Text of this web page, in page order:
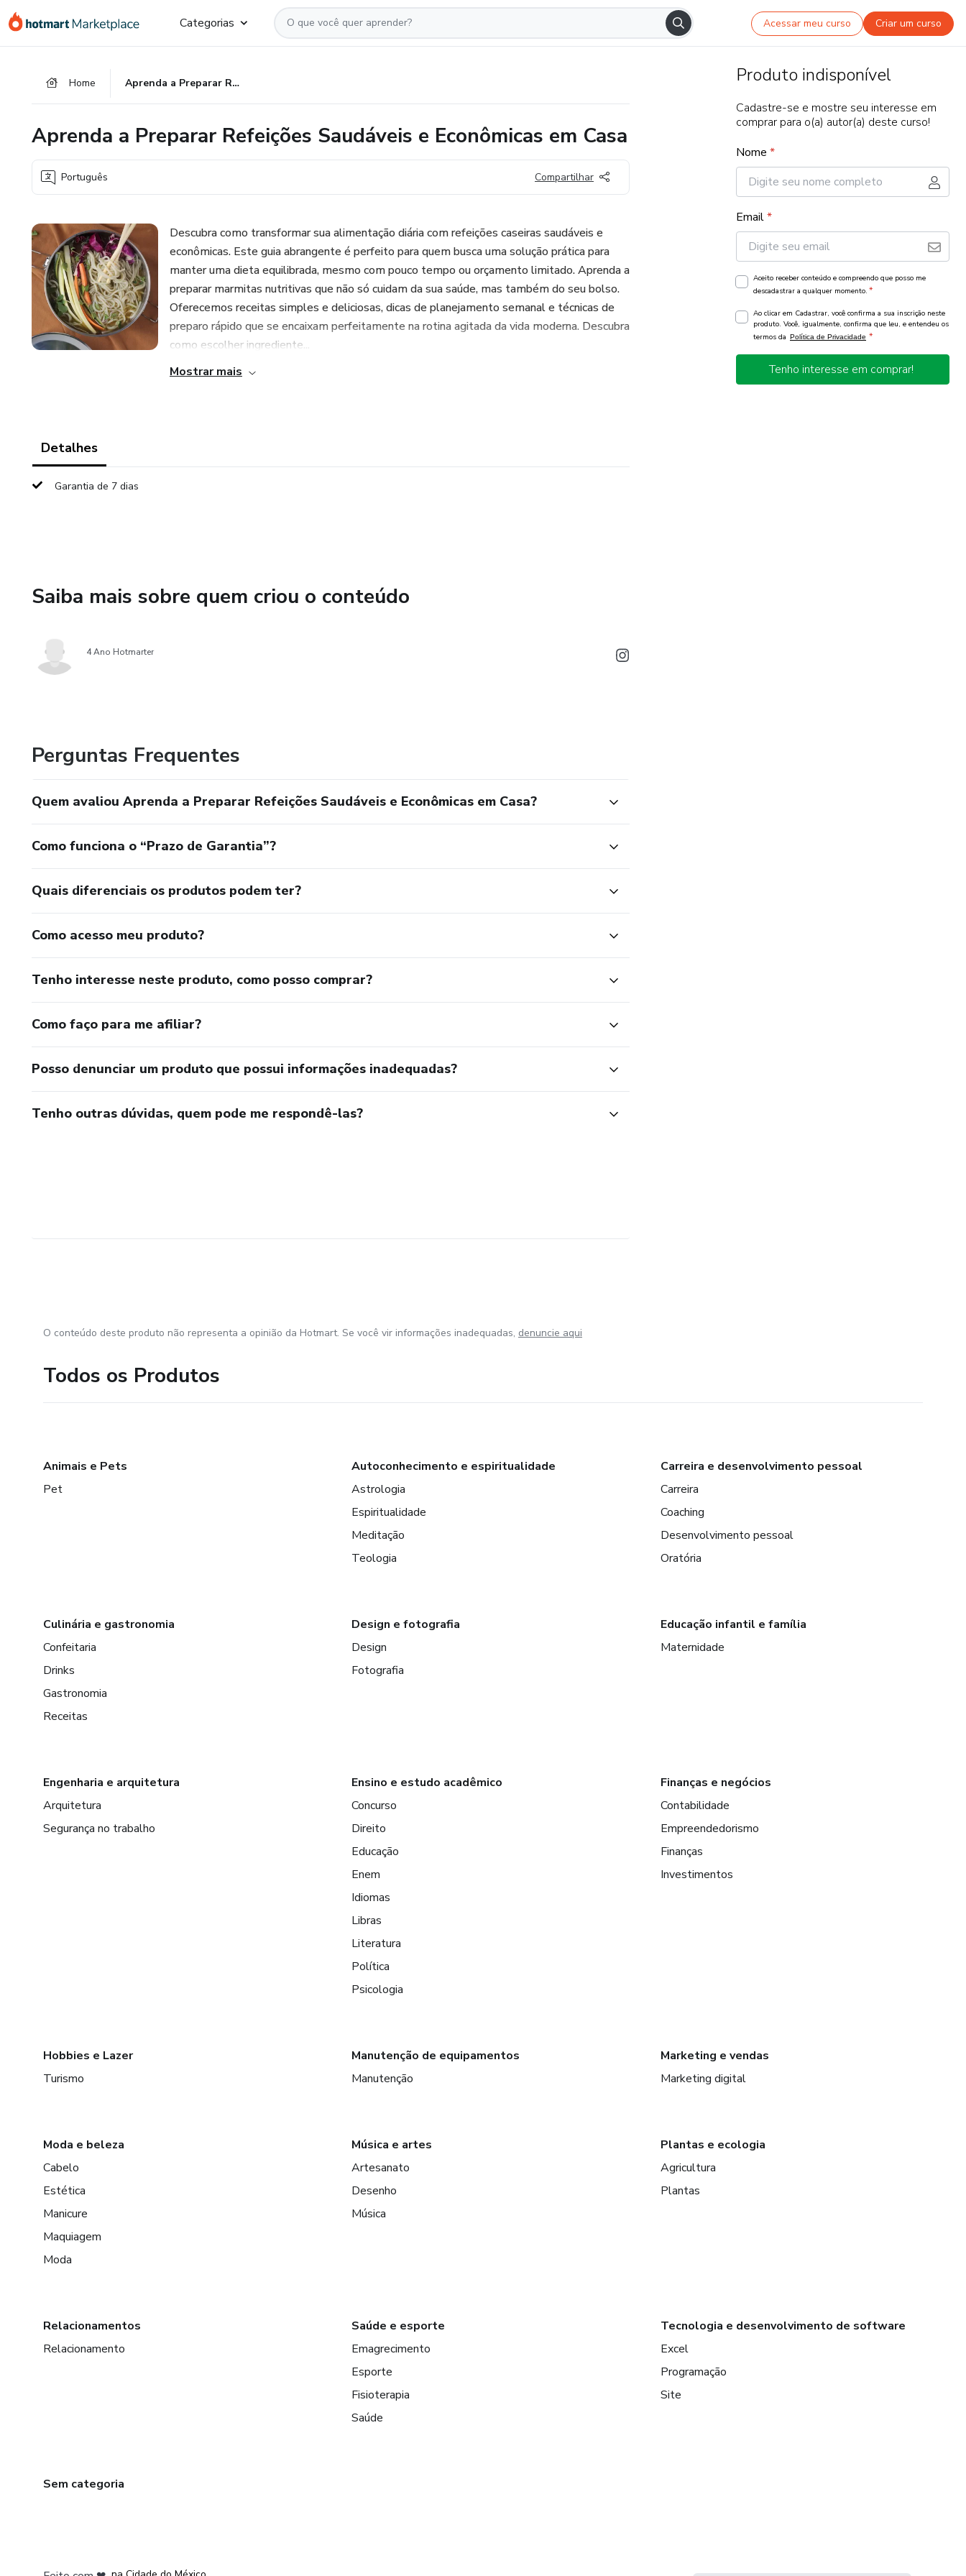
para
para
para
Categorias Acessar meu curso Criar um curso
Home Aprenda a Preparar Refeições Saudáveis e Econômicas em Casa
Aprenda a Preparar Refeições Saudáveis e Econômicas em Casa
Português Compartilhar
Descubra como transformar sua alimentação diária com refeições caseiras saudáveis e
econômicas. Este guia abrangente é perfeito para quem busca uma solução prática para
manter uma dieta equilibrada, mesmo com pouco tempo ou orçamento limitado. Aprenda a
preparar marmitas nutritivas que não só cuidam da sua saúde, mas também do seu bolso.
Oferecemos receitas simples e deliciosas, dicas de planejamento semanal e técnicas de
preparo rápido que se encaixam perfeitamente na rotina agitada da vida moderna. Descubra
como escolher ingrediente...
Mostrar mais
Detalhes
Garantia de 7 dias
Saiba mais sobre quem criou o conteúdo
4 Ano Hotmarter
Perguntas Frequentes
Quem avaliou Aprenda a Preparar Refeições Saudáveis e Econômicas em Casa?
Como funciona o “Prazo de Garantia”?
Quais diferenciais os produtos podem ter?
Como acesso meu produto?
Tenho interesse neste produto, como posso comprar?
Como faço para me afiliar?
Posso denunciar um produto que possui informações inadequadas?
Tenho outras dúvidas, quem pode me respondê-las?
Produto indisponível
Cadastre-se e mostre seu interesse em
comprar para o(a) autor(a) deste curso!
Nome *
Email*
Aceito receber conteúdo e compreendo que posso me
descadastrar a qualquer momento. *
Ao clicar em Cadastrar, você confirma a sua inscrição neste
produto. Você, igualmente, confirma que leu, e entendeu os
termos da Política de Privacidade *
Tenho interesse em comprar!
O conteúdo deste produto não representa a opinião da Hotmart. Se você vir informações inadequadas, denuncie aqui
Todos os Produtos
Animais e Pets
Pet
Autoconhecimento e espiritualidade
Astrologia
Espiritualidade
Meditação
Teologia
Carreira e desenvolvimento pessoal
Carreira
Coaching
Desenvolvimento pessoal
Oratória
Culinária e gastronomia
Confeitaria
Drinks
Gastronomia
Receitas
Design e fotografia
Design
Fotografia
Educação infantil e família
Maternidade
Engenharia e arquitetura
Arquitetura
Segurança no trabalho
Ensino e estudo acadêmico
Concurso
Direito
Educação
Enem
Idiomas
Libras
Literatura
Política
Psicologia
Finanças e negócios
Contabilidade
Empreendedorismo
Finanças
Investimentos
Hobbies e Lazer
Turismo
Manutenção de equipamentos
Manutenção
Marketing e vendas
Marketing digital
Moda e beleza
Cabelo
Estética
Manicure
Maquiagem
Moda
Música e artes
Artesanato
Desenho
Música
Plantas e ecologia
Agricultura
Plantas
Relacionamentos
Relacionamento
Saúde e esporte
Emagrecimento
Esporte
Fisioterapia
Saúde
Tecnologia e desenvolvimento de software
Excel
Programação
Site
Sem categoria
na Cidade do México